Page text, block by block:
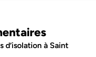
d’isolation à Saint